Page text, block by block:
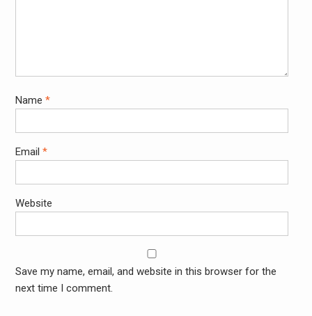
Name *
Email *
Website
Save my name, email, and website in this browser for the
next time I comment.